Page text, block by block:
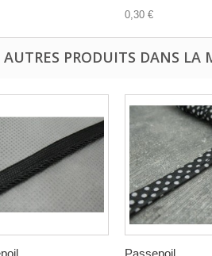
0,30 €
AUTRES PRODUITS DANS LA
Passepoil...